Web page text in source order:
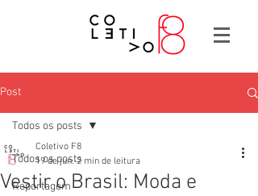
Post
Todos os posts
Reportagem
Todos os posts
Vestir o Brasil: Moda e
Coletivo F8
19 de jun. 2 min de leitura